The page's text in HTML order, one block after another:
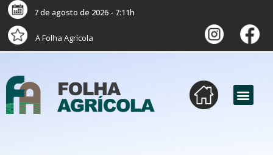
7 de agosto de 2026 - 7:11h
A Folha Agrícola